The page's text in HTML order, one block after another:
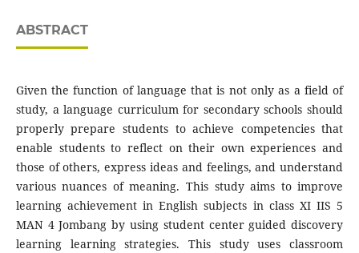
ABSTRACT
Given the function of language that is not only as a field of
study, a language curriculum for secondary schools should
properly prepare students to achieve competencies that
enable students to reflect on their own experiences and
those of others, express ideas and feelings, and understand
various nuances of meaning. This study aims to improve
learning achievement in English subjects in class XI IIS 5
MAN 4 Jombang by using student center guided discovery
learning learning strategies. This study uses classroom